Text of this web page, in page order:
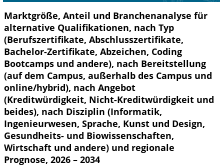
Marktgröße, Anteil und Branchenanalyse für
alternative Qualifikationen, nach Typ
(Berufszertifikate, Abschlusszertifikate,
Bachelor-Zertifikate, Abzeichen, Coding
Bootcamps und andere), nach Bereitstellung
(auf dem Campus, außerhalb des Campus und
online/hybrid), nach Angebot
(Kreditwürdigkeit, Nicht-Kreditwürdigkeit und
beides), nach Disziplin (Informatik,
Ingenieurwesen, Sprache, Kunst und Design,
Gesundheits- und Biowissenschaften,
Wirtschaft und andere) und regionale
Prognose, 2026 – 2034